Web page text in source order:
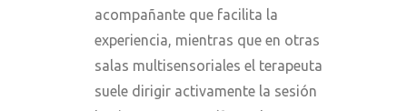
acompañante que facilita la
experiencia, mientras que en otras
salas multisensoriales el terapeuta
suele dirigir activamente la sesión